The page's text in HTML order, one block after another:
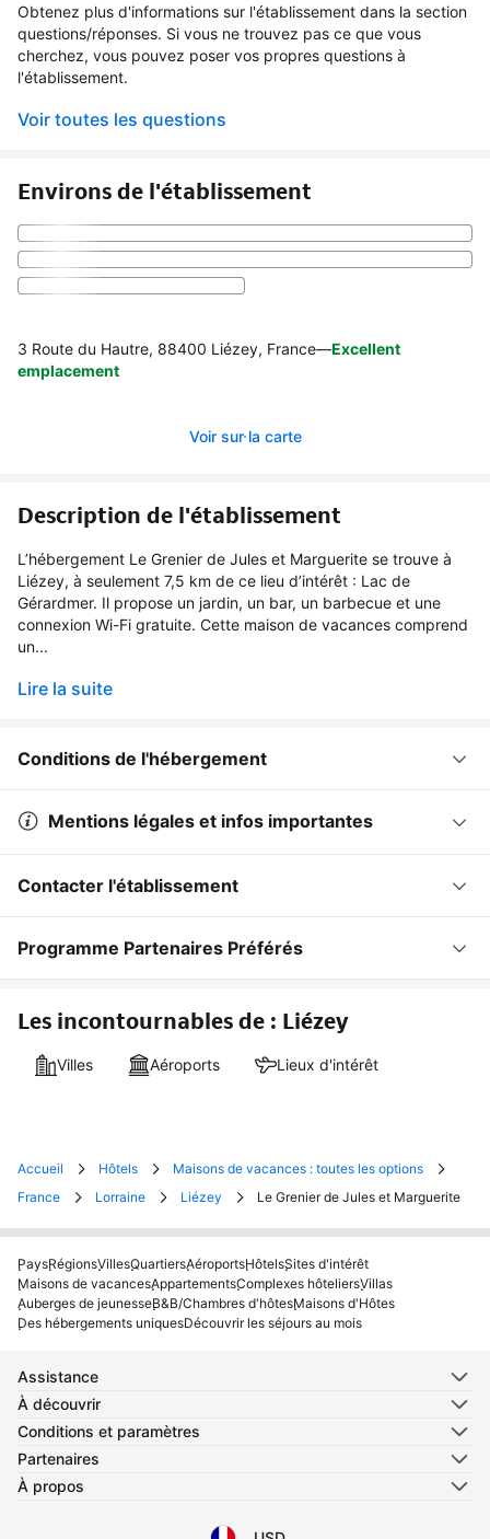
Obtenez plus d'informations sur l'établissement dans la section
questions/réponses. Si vous ne trouvez pas ce que vous
cherchez, vous pouvez poser vos propres questions à
l'établissement.
Voir toutes les questions
Environs de l'établissement
3 Route du Hautre, 88400 Liézey, France—Excellent
emplacement
Voir sur la carte
Description de l'établissement
L’hébergement Le Grenier de Jules et Marguerite se trouve à
Liézey, à seulement 7,5 km de ce lieu d’intérêt : Lac de
Gérardmer. Il propose un jardin, un bar, un barbecue et une
connexion Wi-Fi gratuite. Cette maison de vacances comprend
un...
Lire la suite
Conditions de l'hébergement
Mentions légales et infos importantes
Contacter l'établissement
Programme Partenaires Préférés
Les incontournables de : Liézey
Villes Aéroports Lieux d'intérêt
Accueil Hôtels
Maisons de vacances : toutes les options
France
Lorraine Liézey Le Grenier de Jules et Marguerite
PaysRégionsVillesQuartiersAéroportsHôtelsSites d'intérêt
Maisons de vacancesAppartementsComplexes hôteliersVillas
Auberges de jeunesseB&B/Chambres d'hôtesMaisons d'Hôtes
Des hébergements uniquesDécouvrir les séjours au mois
Assistance
À découvrir
Conditions et paramètres
Partenaires
À propos